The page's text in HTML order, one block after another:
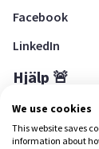
Facebook
LinkedIn
Hjälp 🚨
Hjälpcenter
We use cookies
This website saves
information about